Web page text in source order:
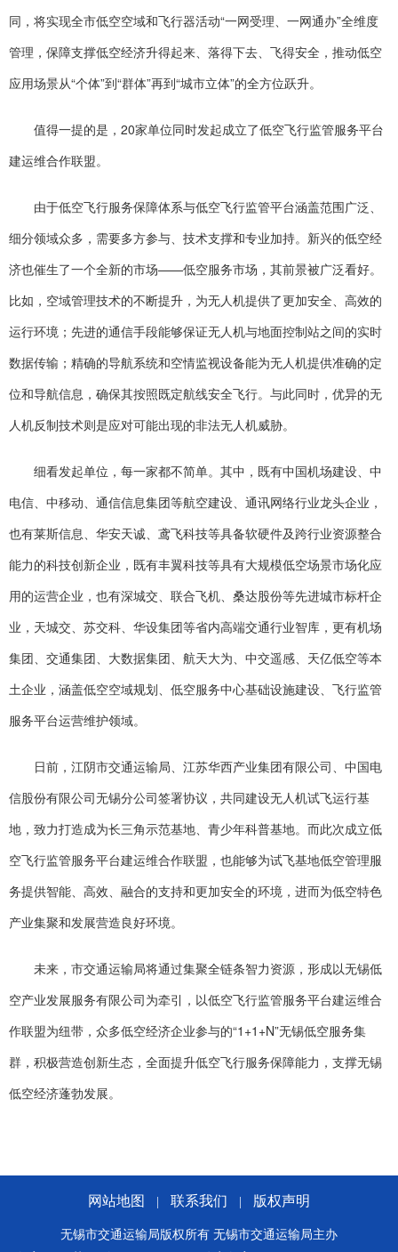
同，将实现全市低空空域和飞行器活动“一网受理、一网通办”全维度
管理，保障支撑低空经济升得起来、落得下去、飞得安全，推动低空
应用场景从“个体”到“群体”再到“城市立体”的全方位跃升。
值得一提的是，20家单位同时发起成立了低空飞行监管服务平台
建运维合作联盟。
由于低空飞行服务保障体系与低空飞行监管平台涵盖范围广泛、
细分领域众多，需要多方参与、技术支撑和专业加持。新兴的低空经
济也催生了一个全新的市场——低空服务市场，其前景被广泛看好。
比如，空域管理技术的不断提升，为无人机提供了更加安全、高效的
运行环境；先进的通信手段能够保证无人机与地面控制站之间的实时
数据传输；精确的导航系统和空情监视设备能为无人机提供准确的定
位和导航信息，确保其按照既定航线安全飞行。与此同时，优异的无
人机反制技术则是应对可能出现的非法无人机威胁。
细看发起单位，每一家都不简单。其中，既有中国机场建设、中
电信、中移动、通信信息集团等航空建设、通讯网络行业龙头企业，
也有莱斯信息、华安天诚、鸢飞科技等具备软硬件及跨行业资源整合
能力的科技创新企业，既有丰翼科技等具有大规模低空场景市场化应
用的运营企业，也有深城交、联合飞机、桑达股份等先进城市标杆企
业，天城交、苏交科、华设集团等省内高端交通行业智库，更有机场
集团、交通集团、大数据集团、航天大为、中交遥感、天亿低空等本
土企业，涵盖低空空域规划、低空服务中心基础设施建设、飞行监管
服务平台运营维护领域。
日前，江阴市交通运输局、江苏华西产业集团有限公司、中国电
信股份有限公司无锡分公司签署协议，共同建设无人机试飞运行基
地，致力打造成为长三角示范基地、青少年科普基地。而此次成立低
空飞行监管服务平台建运维合作联盟，也能够为试飞基地低空管理服
务提供智能、高效、融合的支持和更加安全的环境，进而为低空特色
产业集聚和发展营造良好环境。
未来，市交通运输局将通过集聚全链条智力资源，形成以无锡低
空产业发展服务有限公司为牵引，以低空飞行监管服务平台建运维合
作联盟为纽带，众多低空经济企业参与的“1+1+N”无锡低空服务集
群，积极营造创新生态，全面提升低空飞行服务保障能力，支撑无锡
低空经济蓬勃发展。
网站地图 联系我们 版权声明
无锡市交通运输局版权所有 无锡市交通运输局主办